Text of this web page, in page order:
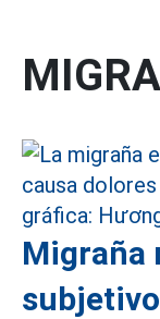
Migraña
subjetivo